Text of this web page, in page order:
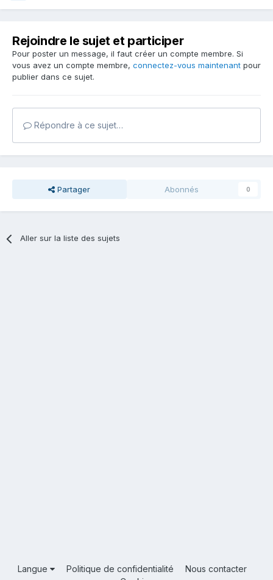
Rejoindre le sujet et participer
Pour poster un message, il faut créer un compte membre. Si
vous avez un compte membre, connectez-vous maintenant pour
publier dans ce sujet.
Répondre à ce sujet…
Partager Abonnés 0
Aller sur la liste des sujets
Langue Politique de confidentialité
Nous contacter